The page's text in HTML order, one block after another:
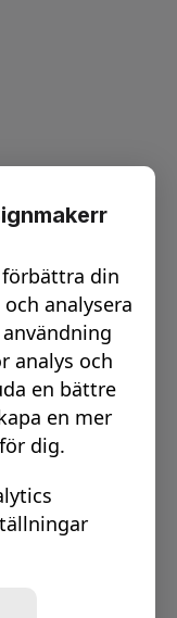
RESA!
din
analysera
analys och
en bättre
en mer
dig.